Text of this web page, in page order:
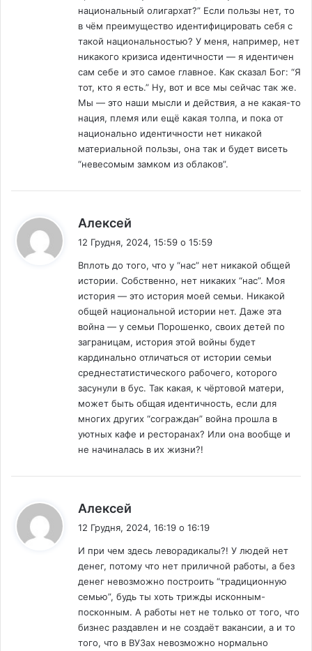
национальный олигархат?” Если пользы нет, то
в чём преимущество идентифицировать себя с
такой национальностью? У меня, например, нет
никакого кризиса идентичности — я идентичен
сам себе и это самое главное. Как сказал Бог: “Я
тот, кто я есть.” Ну, вот и все мы сейчас так же.
Мы — это наши мысли и действия, а не какая-то
нация, племя или ещё какая толпа, и пока от
национально идентичности нет никакой
материальной пользы, она так и будет висеть
“невесомым замком из облаков”.
Алексей
12 Грудня, 2024, 15:59 о 15:59
Вплоть до того, что у “нас” нет никакой общей
истории. Собственно, нет никаких “нас”. Моя
история — это история моей семьи. Никакой
общей национальной истории нет. Даже эта
война — у семьи Порошенко, своих детей по
заграницам, история этой войны будет
кардинально отличаться от истории семьи
среднестатистического рабочего, которого
засунули в бус. Так какая, к чёртовой матери,
может быть общая идентичность, если для
многих других “сограждан” война прошла в
уютных кафе и ресторанах? Или она вообще и
не начиналась в их жизни?!
Алексей
12 Грудня, 2024, 16:19 о 16:19
И при чем здесь леворадикалы?! У людей нет
денег, потому что нет приличной работы, а без
денег невозможно построить “традиционную
семью”, будь ты хоть трижды исконным-
посконным. А работы нет не только от того, что
бизнес раздавлен и не создаёт вакансии, а и то
того, что в ВУЗах невозможно нормально